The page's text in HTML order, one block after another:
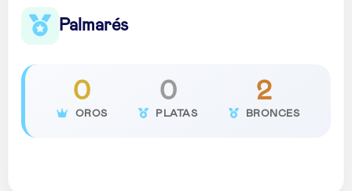
Palmarés
0
OROS
0
PLATAS
2
BRONCES